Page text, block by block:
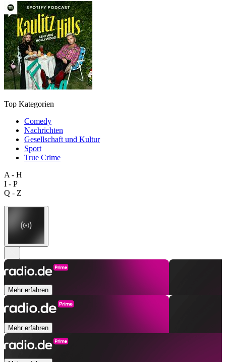
Top Kategorien
Comedy
Nachrichten
Gesellschaft und Kultur
Sport
True Crime
A - H
I - P
Q - Z
Mehr erfahren
Mehr erfahren